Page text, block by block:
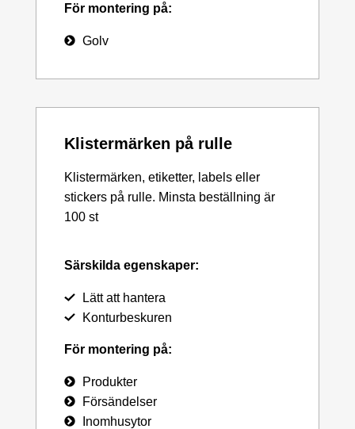
För montering på:
Golv
Klistermärken på rulle
Klistermärken, etiketter, labels eller
stickers på rulle. Minsta beställning är
100 st
Särskilda egenskaper:
Lätt att hantera
Konturbeskuren
För montering på:
Produkter
Försändelser
Inomhusytor